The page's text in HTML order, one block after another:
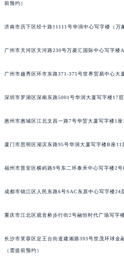
前预约）
济南市历下区经十路11111号华润中心写字楼（万
广州市天河区天河路230号万菱汇国际中心写字楼
广州市越秀区环市东路371-375号世界贸易中心大
深圳市罗湖区深南东路5001号华润大厦写字楼17
惠州市惠城区江北文昌一路7号华贸大厦写字楼1座
厦门市思明区湖滨东路95号华润大厦写字楼B座11
福州市晋安区横屿路9号东二环泰禾中心写字楼2号
成都市锦江区人民东路6号SAC东原中心写字楼24
重庆市江北区观音桥步行街2号融恒时代广场写字
长沙市芙蓉区定王台街道建湘路393号世茂环球金
（需提前预约）